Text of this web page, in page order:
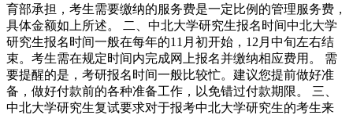
育部承担，考生需要缴纳的服务费是一定比例的管理服务费，
具体金额如上所述。 二、中北大学研究生报名时间中北大学
研究生报名时间一般在每年的11月初开始，12月中旬左右结
束。考生需在规定时间内完成网上报名并缴纳相应费用。 需
要提醒的是，考研报名时间一般比较忙。建议您提前做好准
备，做好付款前的各种准备工作，以免错过付款期限。 三、
中北大学研究生复试要求对于报考中北大学研究生的考生来